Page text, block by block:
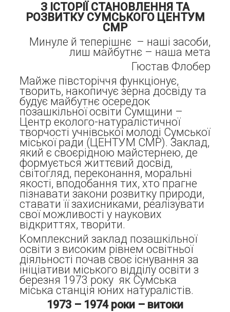
Музей
Наші досягнення
Фотоальбоми
Сторінка психолога
Річні звіти
Дистанційне навчання
Академічна доброчесність
Нормативно-правова база
Програмне забезпечення
Науково-методичні матеріали
Виховна робота
Національно-патріотичне виховання
Організаційно-масова робота
Прозорість та відкритість
Фінансова звітність
Стаття 30 Закону України «Про освіту»
Атестація
Енергозбереження
Звернення громадян
Контакти
З ІСТОРІЇ СТАНОВЛЕННЯ ТА
РОЗВИТКУ СУМСЬКОГО ЦЕНТУМ
СМР
Минуле й теперішнє – наші засоби,
лиш майбутнє – наша мета
Гюстав Флобер
Майже півсторіччя функціонує,
творить, накопичує зерна досвіду та
будує майбутнє осередок
позашкільної освіти Сумщини –
Центр еколого-натуралістичної
творчості учнівської молоді Сумської
міської ради (ЦЕНТУМ СМР). Заклад,
який є своєрідною майстернею, де
формується життєвий досвід,
світогляд, переконання, моральні
якості, вподобання тих, хто прагне
пізнавати закони розвитку природи,
ставати її захисниками, реалізувати
свої можливості у наукових
відкриттях, творити.
Комплексний заклад позашкільної
освіти з високим рівнем освітньої
діяльності почав своє існування за
ініціативи міського відділу освіти з
березня 1973 року як Сумська
міська станція юних натуралістів.
1973 – 1974 роки – витоки